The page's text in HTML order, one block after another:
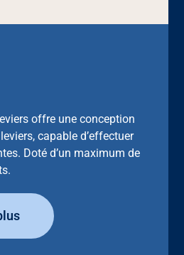
offre une conception
capable d’effectuer
Doté d’un maximum de